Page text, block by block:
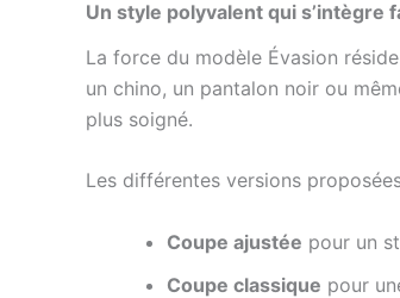
Un style polyvalent qui s’intègre
La force du modèle Évasion
un chino, un pantalon noir ou
plus soigné.
Les différentes versions
Coupe ajustée pour un
Coupe classique pour